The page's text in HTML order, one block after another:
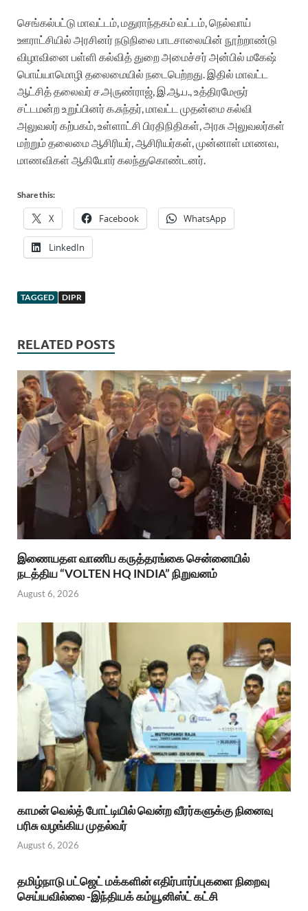
செங்கல்பட்டு மாவட்டம், மதுராந்தகம் வட்டம், நெல்வாய்
ஊராட்சியில் அரசினர் நடுநிலை பாடசாலையின் நூற்றாண்டு
விழாவினை பள்ளி கல்வித் துறை அமைச்சர் அன்பில் மகேஷ்
பொய்யாமொழி தலைமையில் நடைபெற்றது. இதில் மாவட்ட
ஆட்சித் தலைவர் ச.அருண்ராஜ், இ.ஆ.ப., உத்திரமேரூர்
சட்டமன்ற உறுப்பினர் க.சுந்தர், மாவட்ட முதன்மை கல்வி
அலுவலர் கற்பகம், உள்ளாட்சி பிரதிநிதிகள், அரசு அலுவலர்கள்
மற்றும் தலைமை ஆசிரியர், ஆசிரியர்கள், முன்னாள் மாணவ,
மாணவிகள் ஆகியோர் கலந்துகொண்டனர்.
Share this:
X Facebook WhatsApp
LinkedIn
TAGGED DIPR
RELATED POSTS
இணையதள வாணிப கருத்தரங்கை சென்னையில்
நடத்திய “VOLTEN HQ INDIA” நிறுவனம்
August 6, 2026
காமன் வெல்த் போட்டியில் வென்ற வீரர்களுக்கு நினைவு
பரிசு வழங்கிய முதல்வர்
August 6, 2026
தமிழ்நாடு பட்ஜெட் மக்களின் எதிர்பார்ப்புகளை நிறைவு
செய்யவில்லை -இந்தியக் கம்யூனிஸ்ட் கட்சி